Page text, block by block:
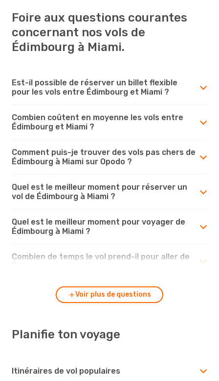
Foire aux questions courantes
concernant nos vols de
Édimbourg à Miami.
Est-il possible de réserver un billet flexible
pour les vols entre Édimbourg et Miami ?
Combien coûtent en moyenne les vols entre
Édimbourg et Miami ?
Comment puis-je trouver des vols pas chers de
Édimbourg à Miami sur Opodo ?
Quel est le meilleur moment pour réserver un
vol de Édimbourg à Miami ?
Quel est le meilleur moment pour voyager de
Édimbourg à Miami ?
Combien de temps le vol prend-il pour aller de
Voir plus de questions
Planifie ton voyage
Itinéraires de vol populaires